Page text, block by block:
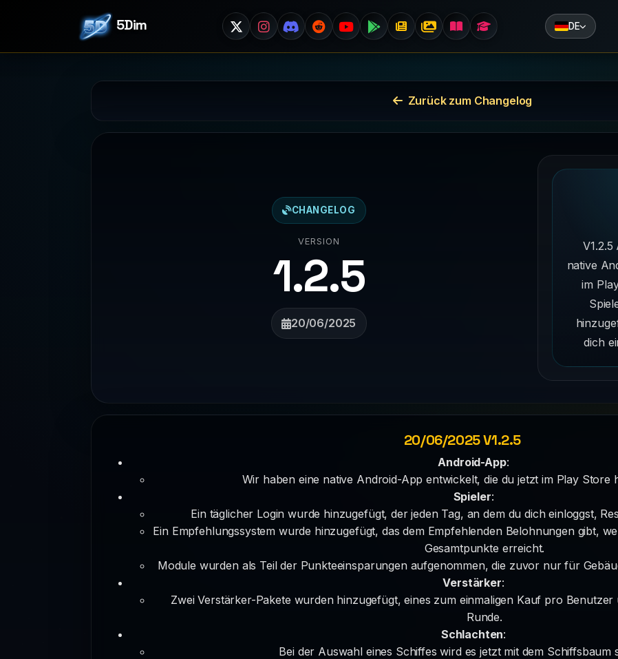
5Dim DE
Zurück zum Changelog
CHANGELOG
VERSION
1.2.5
20/06/2025
native
im
dich
20/06/2025 V1.2.5
Android-App:
Wir haben eine native Android-App entwickelt, die du jetzt im Play Store
Spieler:
Ein täglicher Login wurde hinzugefügt, der jeden Tag, an dem du dich einloggst,
Ein Empfehlungssystem wurde hinzugefügt, das dem Empfehlenden Belohnungen gibt,
Gesamtpunkte erreicht.
Module wurden als Teil der Punkteeinsparungen aufgenommen, die zuvor nur für
Verstärker:
Zwei Verstärker-Pakete wurden hinzugefügt, eines zum einmaligen Kauf pro
Runde.
Schlachten:
Bei der Auswahl eines Schiffes wird es jetzt mit dem Schiffsbaum